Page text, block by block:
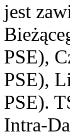
jest
PSE),
PSE),
PSE).
Intra-